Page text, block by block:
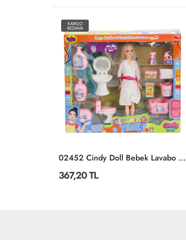
KARGO
BEDAVA
02452 Cindy Doll Bebek Lavabo Ve Temizlik Seti -Oydaş Oyuncak
367,20 TL